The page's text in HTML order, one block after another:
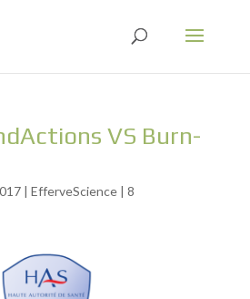
VS Burn-
| EfferveScience| 8